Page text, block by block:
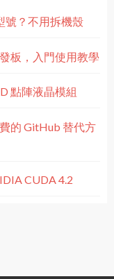
號？不用拆機殼
板，入門使用教學
點陣液晶模組
的 GitHub 替代方
CUDA 4.2